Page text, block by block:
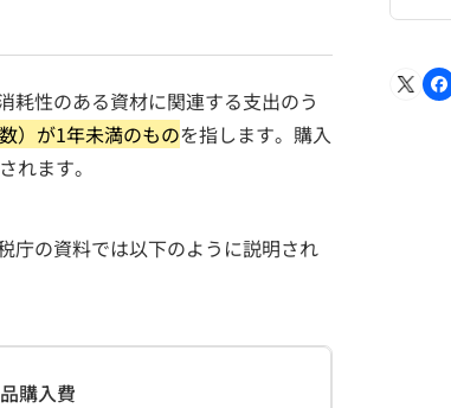
耗性のある資材に関連する支出のう
）が1年未満のものを指します。購入
れます。
庁の資料では以下のように説明され
購入費